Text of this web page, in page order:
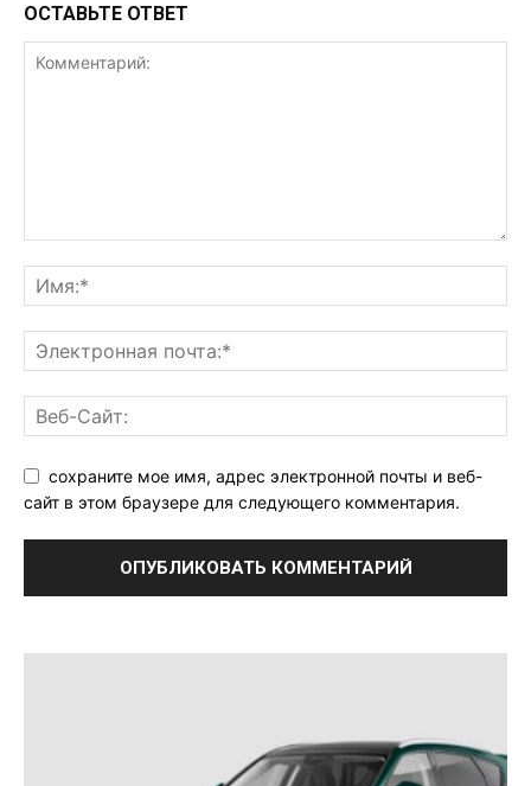
ОСТАВЬТЕ ОТВЕТ
сохраните мое имя, адрес электронной почты и веб-
сайт в этом браузере для следующего комментария.